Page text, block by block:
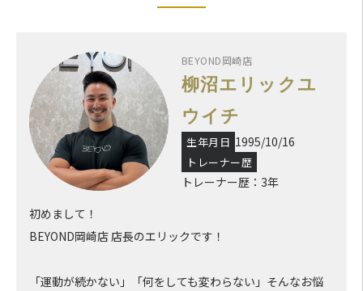
BEYOND岡崎店
柳沼エリックユ
ウイチ
生年月日 1995/10/16
トレーナー歴
トレーナー歴：3年
初めまして！
BEYOND岡崎店 店長のエリックです！
「運動が続かない」「何をしても変わらない」そんなお悩